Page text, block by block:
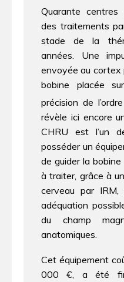
Quarante
des traitements
stade de la
années. Une
envoyée au cortex
bobine placée
précision de
révèle ici encore
CHRU est l’un
posséder un
de guider la
à traiter, grâce à
cerveau par IRM,
adéquation
du champ
anatomiques.
Cet équipement
000 €, a été